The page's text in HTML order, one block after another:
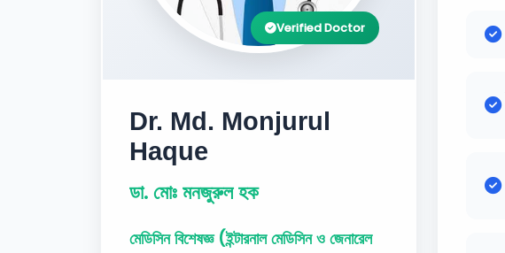
Verified Doctor
Dr. Md. Monjurul
Haque
ডা. মোঃ মনজুরুল হক
মেডিসিন বিশেষজ্ঞ (ইন্টারনাল মেডিসিন ও জেনারেল